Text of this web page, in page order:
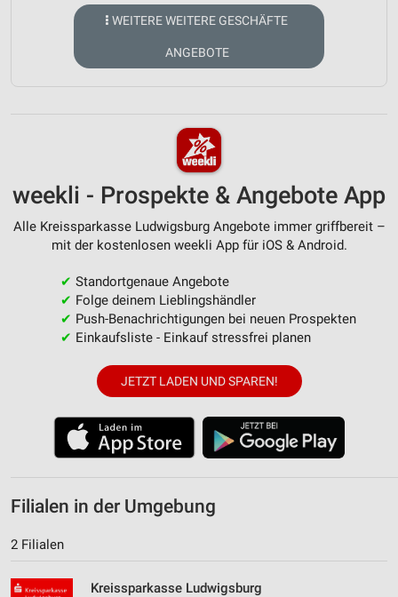
WEITERE WEITERE GESCHÄFTE
ANGEBOTE
weekli - Prospekte & Angebote App
Alle Kreissparkasse Ludwigsburg Angebote immer griffbereit –
mit der kostenlosen weekli App für iOS & Android.
✔ Standortgenaue Angebote
✔ Folge deinem Lieblingshändler
✔ Push-Benachrichtigungen bei neuen Prospekten
✔ Einkaufsliste - Einkauf stressfrei planen
JETZT LADEN UND SPAREN!
Filialen in der Umgebung
2 Filialen
Kreissparkasse Ludwigsburg